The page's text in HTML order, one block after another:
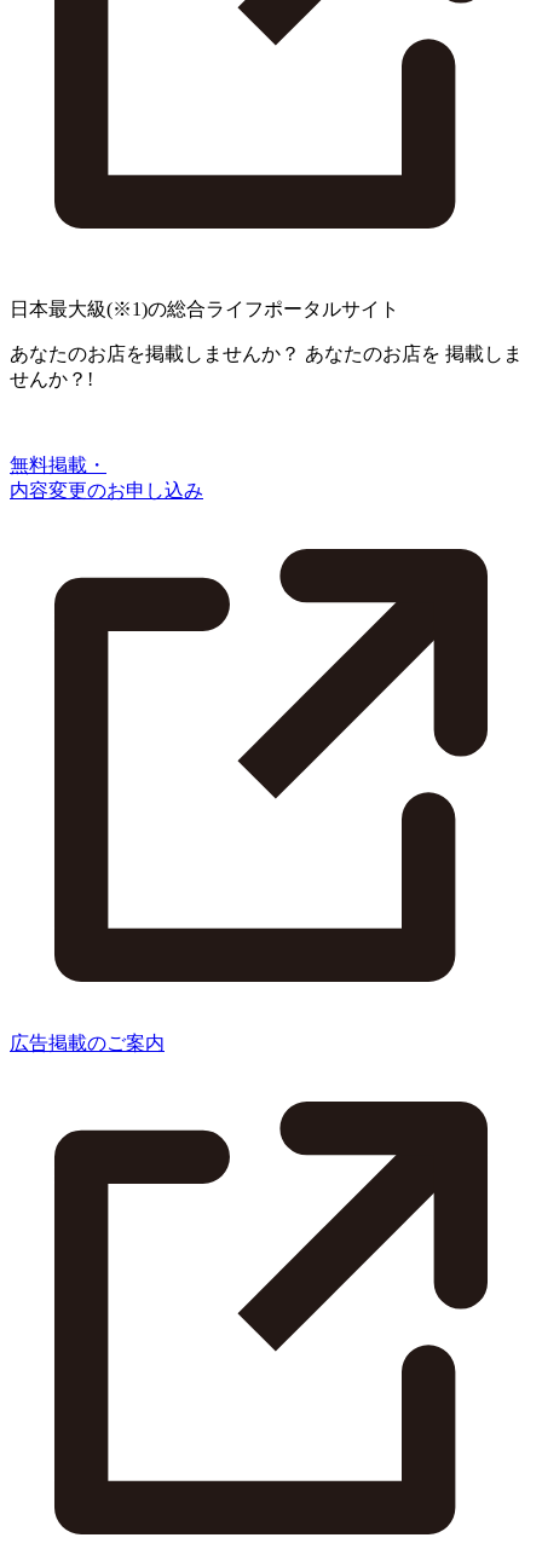
日本最大級(※1)の総合ライフポータルサイト
あなたのお店を掲載しませんか？ あなたのお店を 掲載しま
せんか？!
無料掲載・
内容変更のお申し込み
広告掲載のご案内